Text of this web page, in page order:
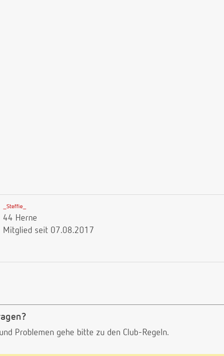
_Steffie_
44 Herne
Mitglied seit 07.08.2017
Problemen gehe bitte zu den Club-Regeln.